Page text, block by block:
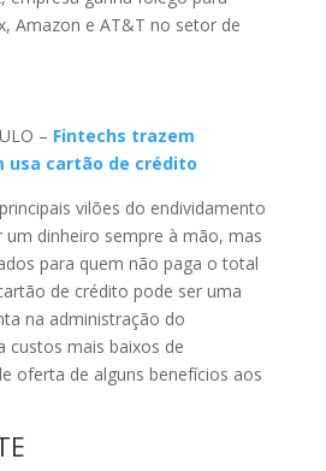
Amazon e AT&T no setor de
– Fintechs trazem
usa cartão de crédito
vilões do endividamento
um dinheiro sempre à mão, mas
para quem não paga o total
de crédito pode ser uma
na administração do
custos mais baixos de
oferta de alguns benefícios aos